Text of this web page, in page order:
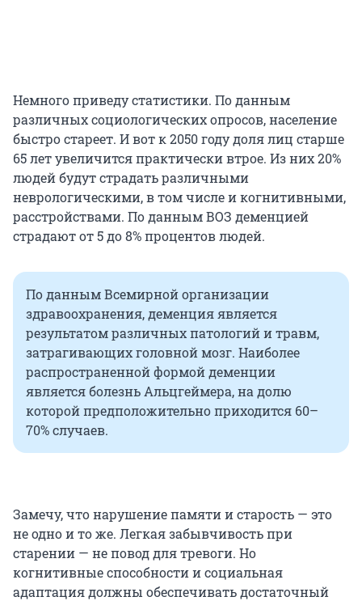
Немного приведу статистики. По данным
различных социологических опросов, население
быстро стареет. И вот к 2050 году доля лиц старше
65 лет увеличится практически втрое. Из них 20%
людей будут страдать различными
неврологическими, в том числе и когнитивными,
расстройствами. По данным ВОЗ деменцией
страдают от 5 до 8% процентов людей.
По данным Всемирной организации
здравоохранения, деменция является
результатом различных патологий и травм,
затрагивающих головной мозг. Наиболее
распространенной формой деменции
является болезнь Альцгеймера, на долю
которой предположительно приходится 60–
70% случаев.
Замечу, что нарушение памяти и старость — это
не одно и то же. Легкая забывчивость при
старении — не повод для тревоги. Но
когнитивные способности и социальная
адаптация должны обеспечивать достаточный